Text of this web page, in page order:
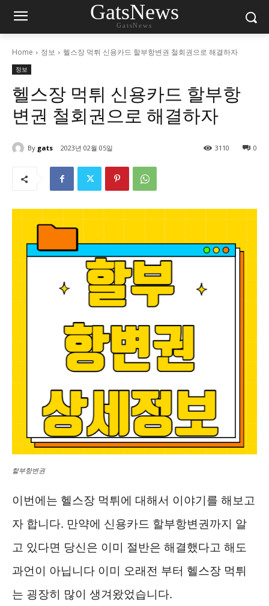
GatsNews
GatsNews
Home 정보 헬스장 먹튀 신용카드 할부항변권 철회권으로 해결하자
정보
헬스장 먹튀 신용카드 할부항
변권 철회권으로 해결하자
By gats 2023년 02월 05일 0
3110
할부항변권
이번에는 헬스장 먹튀에 대해서 이야기를 해보고
자 합니다. 만약에 신용카드 할부항변권까지 알
고 있다면 당신은 이미 절반은 해결했다고 해도
과언이 아닙니다 이미 오래전 부터 헬스장 먹튀
는 굉장히 많이 생겨왔었습니다.